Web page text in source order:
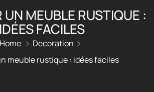
UN MEUBLE RUSTIQUE :
IDÉES FACILES
Home
Decoration
meuble rustique : idées faciles